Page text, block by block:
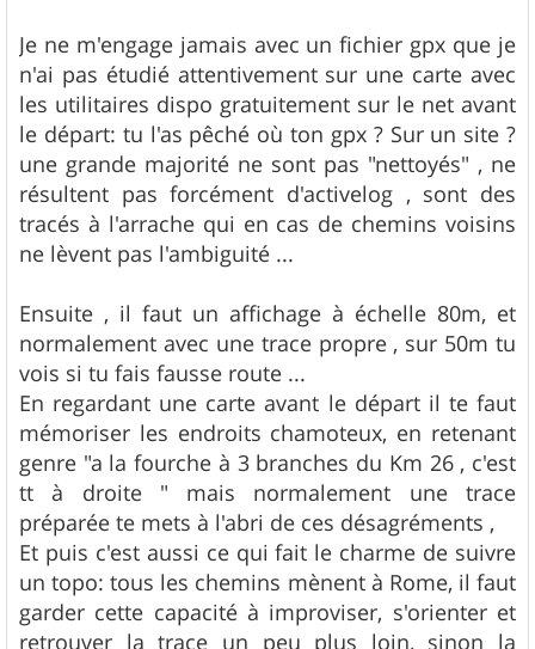
Je ne m'engage jamais avec un fichier gpx que je
n'ai pas étudié attentivement sur une carte avec
les utilitaires dispo gratuitement sur le net avant
le départ: tu l'as pêché où ton gpx ? Sur un site ?
une grande majorité ne sont pas "nettoyés" , ne
résultent pas forcément d'activelog , sont des
tracés à l'arrache qui en cas de chemins voisins
ne lèvent pas l'ambiguité ...
Ensuite , il faut un affichage à échelle 80m, et
normalement avec une trace propre , sur 50m tu
vois si tu fais fausse route ...
En regardant une carte avant le départ il te faut
mémoriser les endroits chamoteux, en retenant
genre "a la fourche à 3 branches du Km 26 , c'est
tt à droite " mais normalement une trace
préparée te mets à l'abri de ces désagréments ,
Et puis c'est aussi ce qui fait le charme de suivre
un topo: tous les chemins mènent à Rome, il faut
garder cette capacité à improviser, s'orienter et
retrouver la trace un peu plus loin, sinon la